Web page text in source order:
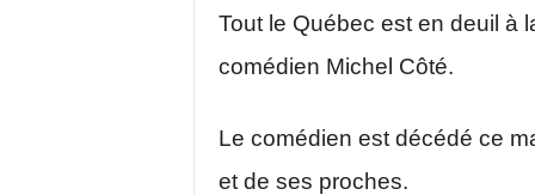
Tout le Québec est en deuil à
comédien Michel Côté.
Le comédien est décédé ce
et de ses proches.